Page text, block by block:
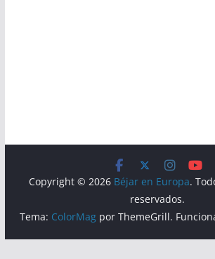
Copyright © 2026 Béjar en Europa.
reservados.
Tema: ColorMag por ThemeGrill.